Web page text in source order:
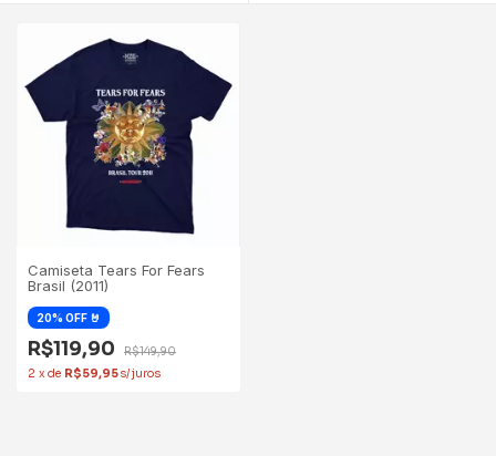
Camiseta Tears For Fears
Brasil (2011)
R$119,90
R$149,90
2 x de R$59,95